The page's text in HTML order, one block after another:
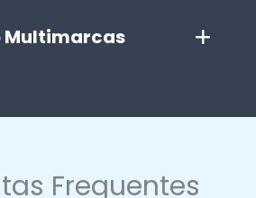
Multimarcas
Frequentes